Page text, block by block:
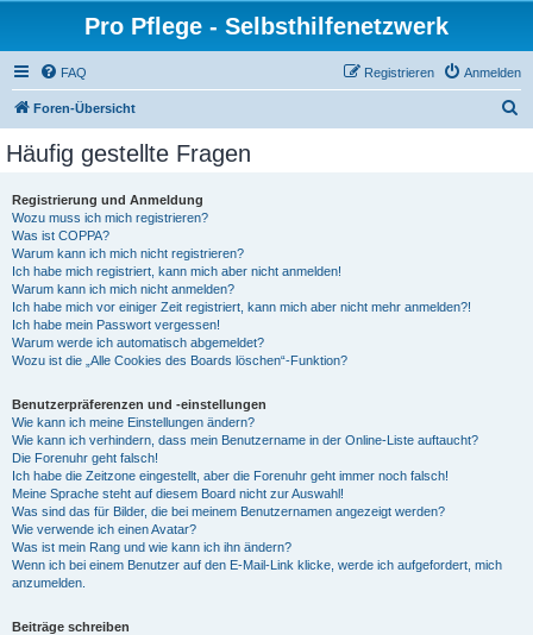
Pro Pflege - Selbsthilfenetzwerk
FAQ Anmelden
Registrieren
Foren-Übersicht
Häufig gestellte Fragen
Registrierung und Anmeldung
Wozu muss ich mich registrieren?
Was ist COPPA?
Warum kann ich mich nicht registrieren?
Ich habe mich registriert, kann mich aber nicht anmelden!
Warum kann ich mich nicht anmelden?
Ich habe mich vor einiger Zeit registriert, kann mich aber nicht mehr anmelden?!
Ich habe mein Passwort vergessen!
Warum werde ich automatisch abgemeldet?
Wozu ist die „Alle Cookies des Boards löschen“-Funktion?
Benutzerpräferenzen und -einstellungen
Wie kann ich meine Einstellungen ändern?
Wie kann ich verhindern, dass mein Benutzername in der Online-Liste auftaucht?
Die Forenuhr geht falsch!
Ich habe die Zeitzone eingestellt, aber die Forenuhr geht immer noch falsch!
Meine Sprache steht auf diesem Board nicht zur Auswahl!
Was sind das für Bilder, die bei meinem Benutzernamen angezeigt werden?
Wie verwende ich einen Avatar?
Was ist mein Rang und wie kann ich ihn ändern?
Wenn ich bei einem Benutzer auf den E-Mail-Link klicke, werde ich aufgefordert, mich
anzumelden.
Beiträge schreiben